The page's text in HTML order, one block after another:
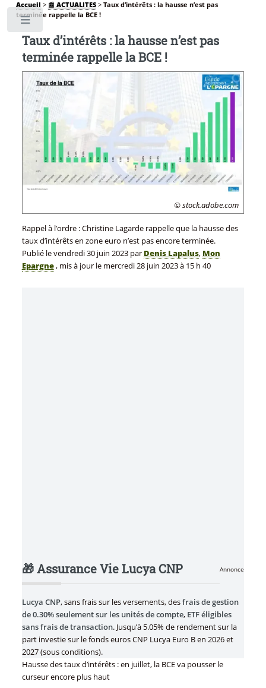
Accueil > 📰 ACTUALITES> Taux d’intérêts : la hausse n’est pas
terminée rappelle la BCE !
Taux d’intérêts : la hausse n’est pas
terminée rappelle la BCE !
© stock.adobe.com
Rappel à l’ordre : Christine Lagarde rappelle que la hausse des
taux d’intérêts en zone euro n’est pas encore terminée.
Publié levendredi 30 juin 2023par Denis Lapalus, Mon
Epargne, mis à jour le mercredi 28 juin 2023 à 15 h 40
Annonce
🎁 Assurance Vie Lucya CNP
Lucya CNP, sans frais sur les versements, desfrais de gestion
de 0.30% seulement sur les unités de compte, ETF éligibles
sans frais de transaction. Jusqu’à 5.05% de rendement sur la
part investie sur le fonds euros CNP Lucya Euro B en 2026 et
2027 (sous conditions).
Hausse des taux d’intérêts : en juillet, la BCE va pousser le
curseur encore plus haut
Toggle